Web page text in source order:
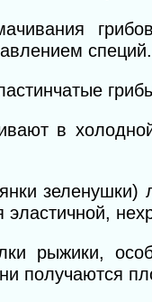
специй.
в
эластичной,
рыжики,
получаются